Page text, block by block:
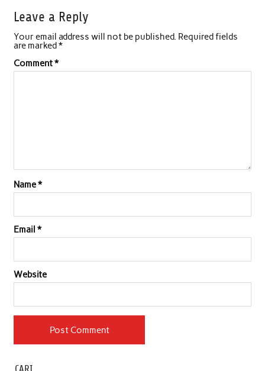
Leave a Reply
Your email address will not be published. Required fields
are marked*
Comment*
Name*
Email *
Website